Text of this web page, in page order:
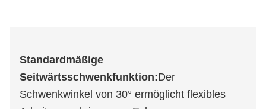
Standardmäßige
Seitwärtsschwenkfunktion:Der
Schwenkwinkel von 30° ermöglicht flexibles